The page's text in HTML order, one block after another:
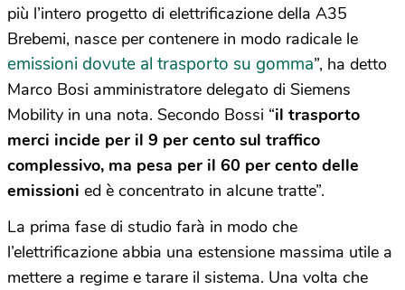
più l’intero progetto di elettrificazione della A35
Brebemi, nasce per contenere in modo radicale le
emissioni dovute al trasporto su gomma”, ha detto
Marco Bosi amministratore delegato di Siemens
Mobility in una nota. Secondo Bossi “il trasporto
merci incide per il 9 per cento sul traffico
complessivo, ma pesa per il 60 per cento delle
emissioni ed è concentrato in alcune tratte”.
La prima fase di studio farà in modo che
l’elettrificazione abbia una estensione massima utile a
mettere a regime e tarare il sistema. Una volta che